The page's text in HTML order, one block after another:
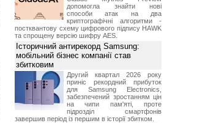
допомогла знайти нові
способи атак на два
криптографічні алгоритми -
постквантову схему цифрового підпису HAWK
та спрощену версію шифру AES.
Історичний антирекорд Samsung:
мобільний бізнес компанії став
збитковим
Другий квартал 2026 року
приніс рекордний прибуток
для Samsung Electronics,
забезпечений зростанням цін
на чипи пам'яті, проте
підрозділ смартфонів
завершив період із першим в історії збитком.